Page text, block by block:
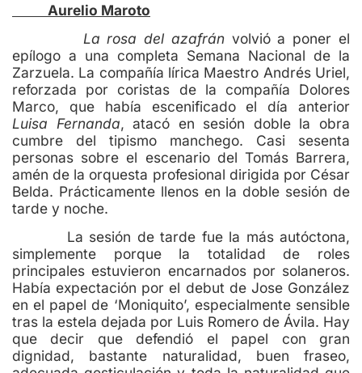
Aurelio Maroto
La rosa del azafránvolvió a poner el
epílogo a una completa Semana Nacional de la
Zarzuela. La compañía lírica Maestro Andrés Uriel,
reforzada por coristas de la compañía Dolores
Marco, que había escenificado el día anterior
Luisa Fernanda, atacó en sesión doble la obra
cumbre del tipismo manchego. Casi sesenta
personas sobre el escenario del Tomás Barrera,
amén de la orquesta profesional dirigida por César
Belda. Prácticamente llenos en la doble sesión de
tarde y noche.
La sesión de tarde fue la más autóctona,
simplemente porque la totalidad de roles
principales estuvieron encarnados por solaneros.
Había expectación por el debut de Jose González
en el papel de ‘Moniquito’, especialmente sensible
tras la estela dejada por Luis Romero de Ávila. Hay
que decir que defendió el papel con gran
dignidad, bastante naturalidad, buen fraseo,